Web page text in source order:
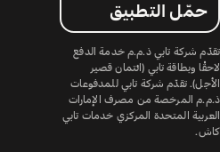
حمّل التطبيق
تقدّم شركة تابي ذ.م.م خدمة الدفع
لاحقًا وبطاقة تابي (ائتمان قصير
الأجل). تقدّم شركة تابي للمدفوعات
ذ.م.م المرخصة من مصرف الإمارات
العربية المتحدة المركزي خدمات تابي
كاش.